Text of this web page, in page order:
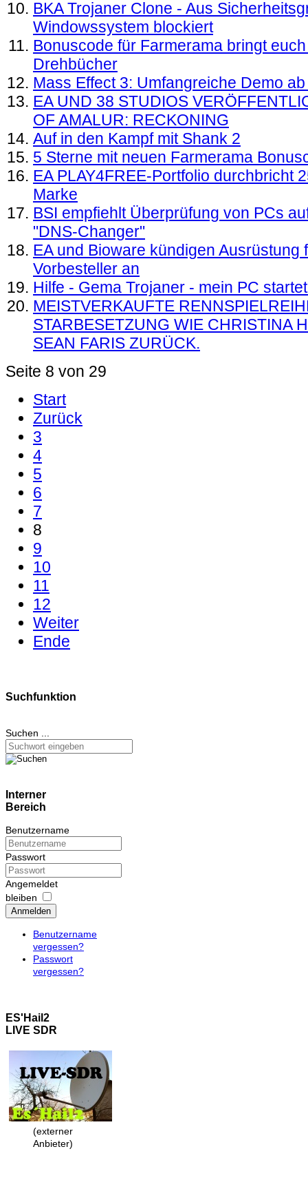
BKA Trojaner Clone - Aus
Windowssystem blockiert
Bonuscode für Farmerama bringt
Drehbücher
Mass Effect 3: Umfangreiche Demo
EA UND 38 STUDIOS
OF AMALUR: RECKONING
Auf in den Kampf mit Shank 2
5 Sterne mit neuen Farmerama
EA PLAY4FREE-Portfolio durchbricht
Marke
BSI empfiehlt Überprüfung von PCs
"DNS-Changer"
EA und Bioware kündigen Ausrüstung
Vorbesteller an
Hilfe - Gema Trojaner - mein PC
MEISTVERKAUFTE
STARBESETZUNG WIE CHRISTINA
SEAN FARIS ZURÜCK.
Seite 8 von 29
Start
Zurück
3
4
5
6
7
8
9
10
11
12
Weiter
Ende
Suchfunktion
Suchen ...
Interner
Bereich
Benutzername
Passwort
Angemeldet
bleiben
Anmelden
Benutzername
vergessen?
Passwort
vergessen?
ES'Hail2
LIVE SDR
(externer
Anbieter)